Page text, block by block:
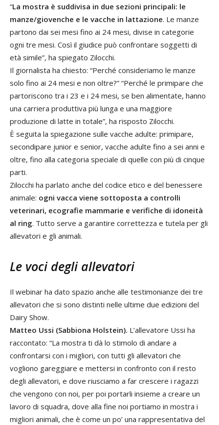
“La mostra è suddivisa in due sezioni principali: le
manze/giovenche e le vacche in lattazione. Le manze
partono dai sei mesi fino ai 24 mesi, divise in categorie
ogni tre mesi. Così il giudice può confrontare soggetti di
età simile”, ha spiegato Zilocchi.
Il giornalista ha chiesto: “Perché consideriamo le manze
solo fino ai 24 mesi e non oltre?” “Perché le primipare che
partoriscono tra i 23 e i 24 mesi, se ben alimentate, hanno
una carriera produttiva più lunga e una maggiore
produzione di latte in totale”, ha risposto Zilocchi.
È seguita la spiegazione sulle vacche adulte: primipare,
secondipare junior e senior, vacche adulte fino a sei anni e
oltre, fino alla categoria speciale di quelle con più di cinque
parti.
Zilocchi ha parlato anche del codice etico e del benessere
animale: ogni vacca viene sottoposta a controlli
veterinari, ecografie mammarie e verifiche di idoneità
al ring. Tutto serve a garantire correttezza e tutela per gli
allevatori e gli animali.
Le voci degli allevatori
Il webinar ha dato spazio anche alle testimonianze dei tre
allevatori che si sono distinti nelle ultime due edizioni del
Dairy Show.
Matteo Ussi (Sabbiona Holstein). L’allevatore Ussi ha
raccontato: “La mostra ti dà lo stimolo di andare a
confrontarsi con i migliori, con tutti gli allevatori che
vogliono gareggiare e mettersi in confronto con il resto
degli allevatori, e dove riusciamo a far crescere i ragazzi
che vengono con noi, per poi portarli insieme a creare un
lavoro di squadra, dove alla fine noi portiamo in mostra i
migliori animali, che è come un po’ una rappresentativa del